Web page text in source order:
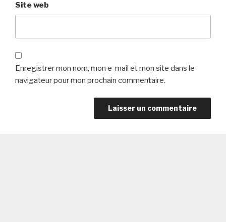
Site web
Enregistrer mon nom, mon e-mail et mon site dans le
navigateur pour mon prochain commentaire.